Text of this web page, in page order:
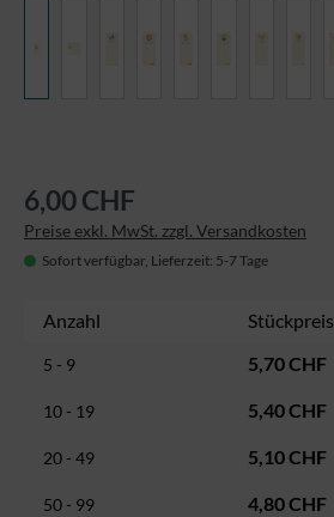
6,00 CHF
Preise exkl. MwSt. zzgl. Versandkosten
Sofort verfügbar, Lieferzeit: 5-7 Tage
Anzahl Stückpreis
5 - 9 5,70 CHF
10 - 19 5,40 CHF
20 - 49 5,10 CHF
50 - 99 4,80 CHF